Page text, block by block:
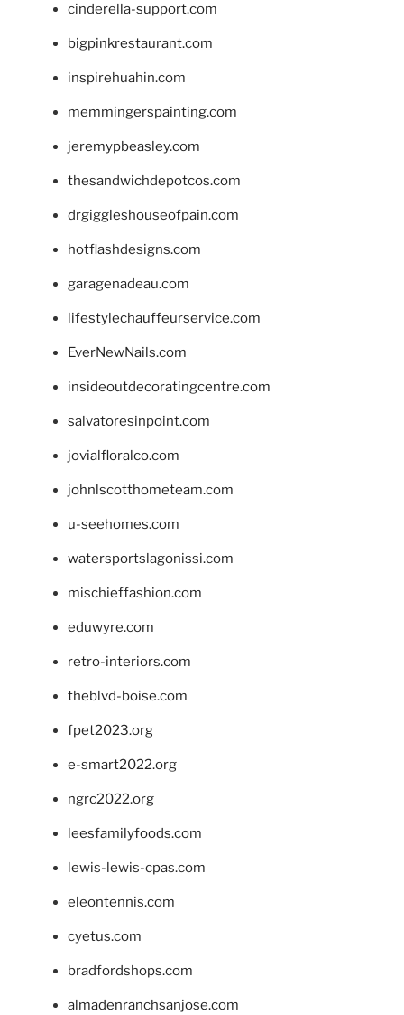
cinderella-support.com
bigpinkrestaurant.com
inspirehuahin.com
memmingerspainting.com
jeremypbeasley.com
thesandwichdepotcos.com
drgiggleshouseofpain.com
hotflashdesigns.com
garagenadeau.com
lifestylechauffeurservice.com
EverNewNails.com
insideoutdecoratingcentre.com
salvatoresinpoint.com
jovialfloralco.com
johnlscotthometeam.com
u-seehomes.com
watersportslagonissi.com
mischieffashion.com
eduwyre.com
retro-interiors.com
theblvd-boise.com
fpet2023.org
e-smart2022.org
ngrc2022.org
leesfamilyfoods.com
lewis-lewis-cpas.com
eleontennis.com
cyetus.com
bradfordshops.com
almadenranchsanjose.com